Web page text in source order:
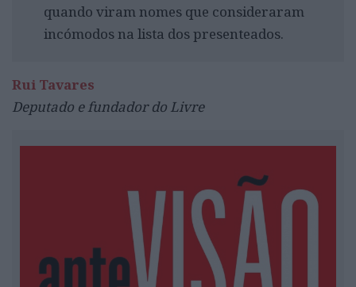
quando viram nomes que consideraram
incómodos na lista dos presenteados.
Rui Tavares
Deputado e fundador do Livre